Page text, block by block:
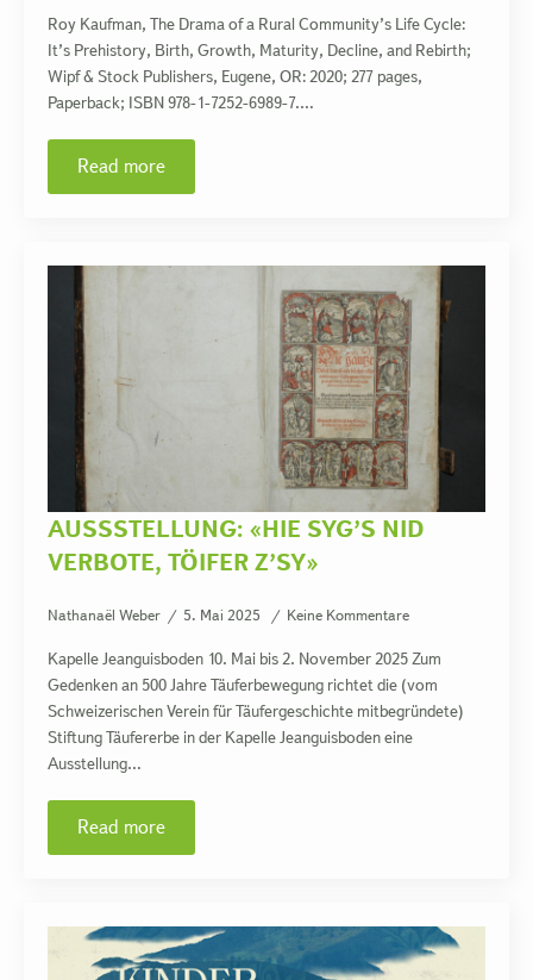
Roy Kaufman, The Drama of a Rural Community’s Life Cycle:
It’s Prehistory, Birth, Growth, Maturity, Decline, and Rebirth;
Wipf & Stock Publishers, Eugene, OR: 2020; 277 pages,
Paperback; ISBN 978-1-7252-6989-7.…
Read more
AUSSSTELLUNG: «HIE SYG’S NID
VERBOTE, TÖIFER Z’SY»
Nathanaël Weber 5. Mai 2025 Keine Kommentare
Kapelle Jeanguisboden 10. Mai bis 2. November 2025 Zum
Gedenken an 500 Jahre Täuferbewegung richtet die (vom
Schweizerischen Verein für Täufergeschichte mitbegründete)
Stiftung Täufererbe in der Kapelle Jeanguisboden eine
Ausstellung…
Read more